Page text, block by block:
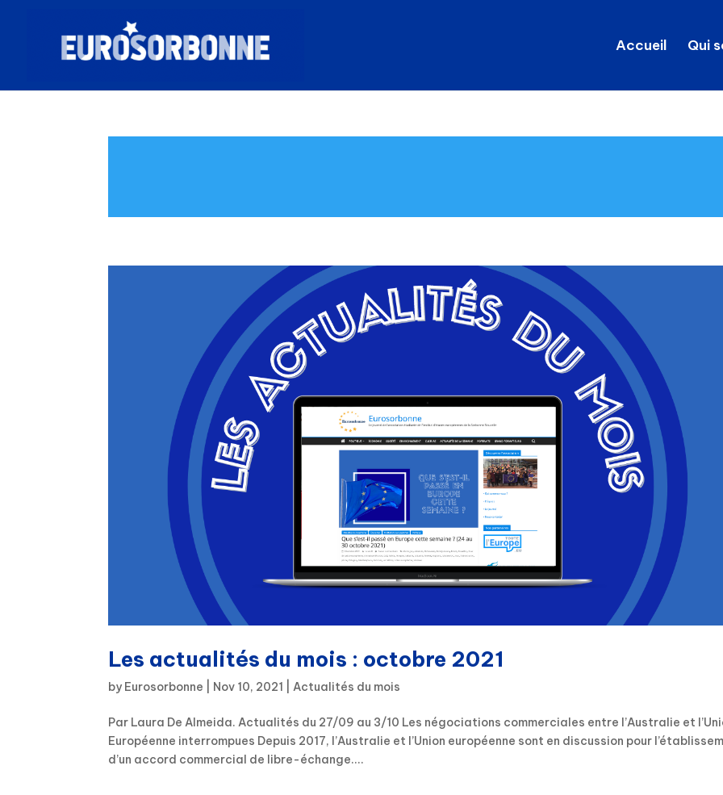
Accueil Qui
Les actualités du mois : octobre 2021
by Eurosorbonne Nov 10, 2021 |Actualités du mois
Par Laura De Almeida. Actualités du 27/09 au 3/10 Les négociations commerciales entre l’Australie et
Européenne interrompues Depuis 2017, l’Australie et l’Union européenne sont en discussion pour
d’un accord commercial de libre-échange....